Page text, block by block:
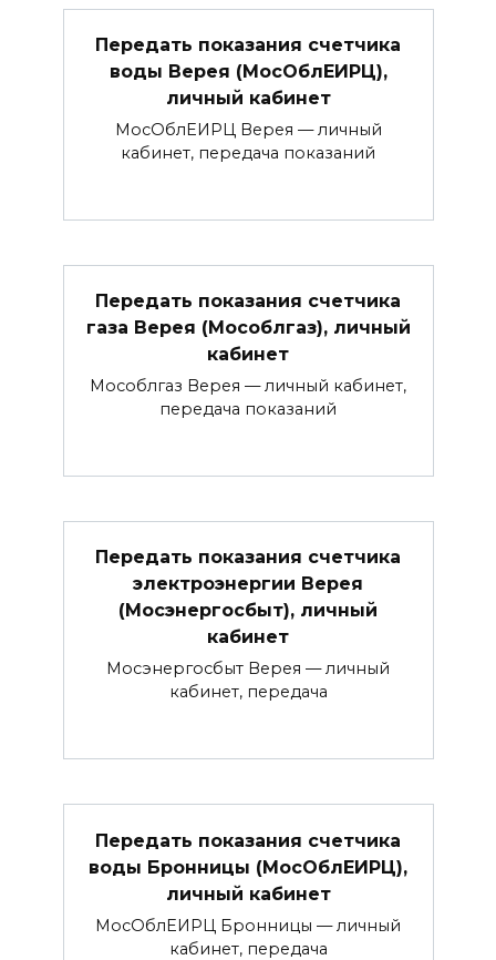
Передать показания счетчика
воды Верея (МосОблЕИРЦ),
личный кабинет
МосОблЕИРЦ Верея — личный
кабинет, передача показаний
Передать показания счетчика
газа Верея (Мособлгаз), личный
кабинет
Мособлгаз Верея — личный кабинет,
передача показаний
Передать показания счетчика
электроэнергии Верея
(Мосэнергосбыт), личный
кабинет
Мосэнергосбыт Верея — личный
кабинет, передача
Передать показания счетчика
воды Бронницы (МосОблЕИРЦ),
личный кабинет
МосОблЕИРЦ Бронницы — личный
кабинет, передача